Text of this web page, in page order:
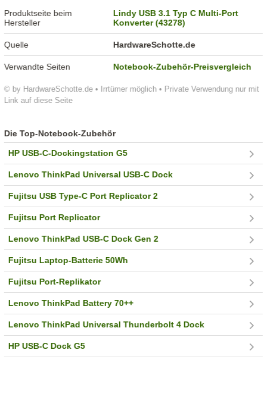
© by HardwareSchotte.de • Irrtümer möglich • Private Verwendung nur mit
Link auf diese Seite
Produktseite beim
Hersteller
Lindy USB 3.1 Typ C Multi-Port
Konverter (43278)
Quelle HardwareSchotte.de
Verwandte Seiten Notebook-Zubehör-Preisvergleich
Die Top-Notebook-Zubehör
HP USB-C-Dockingstation G5
Lenovo ThinkPad Universal USB-C Dock
Fujitsu USB Type-C Port Replicator 2
Fujitsu Port Replicator
Lenovo ThinkPad USB-C Dock Gen 2
Fujitsu Laptop-Batterie 50Wh
Fujitsu Port-Replikator
Lenovo ThinkPad Battery 70++
Lenovo ThinkPad Universal Thunderbolt 4 Dock
HP USB-C Dock G5